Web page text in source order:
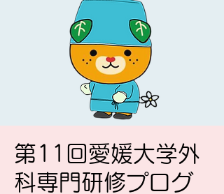
第11回愛媛大学外
科専門研修プログ